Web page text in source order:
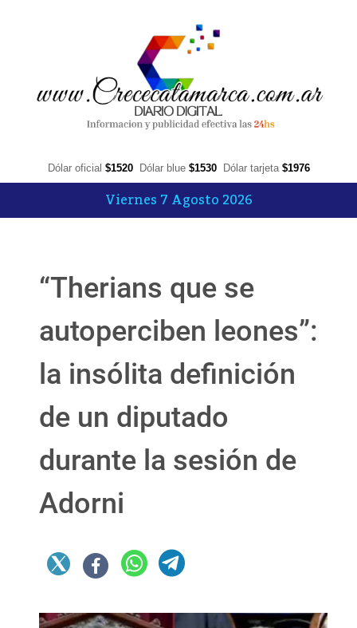
Dólar oficial $1520 Dólar blue $1530 Dólar tarjeta $1976
Viernes 7 Agosto 2026
“Therians que se
autoperciben leones”:
la insólita definición
de un diputado
durante la sesión de
Adorni